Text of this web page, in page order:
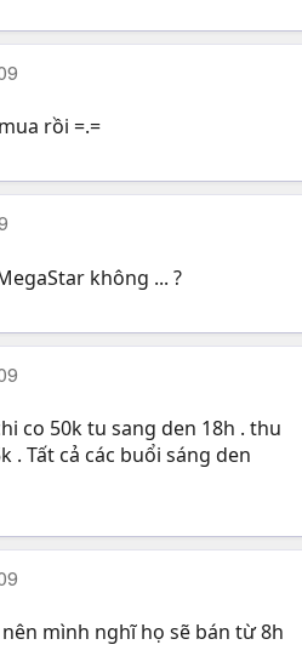
rồi =.=
không ... ?
co 50k tu sang den 18h . thu
. Tất cả các buổi sáng den
mình nghĩ họ sẽ bán từ 8h